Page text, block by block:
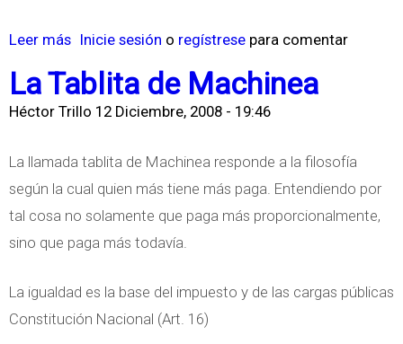
S
T
t
o
n
e
l
M
n
o
Leer más
b
r
n
Inicie sesión o regístrese para comentar
La Tablita de Machinea
Héctor Trillo 12 Diciembre, 2008 - 19:46
La llamada tablita de Machinea responde a la filosofía
según la cual quien más tiene más paga. Entendiendo por
tal cosa no solamente que paga más proporcionalmente,
sino que paga más todavía.
La igualdad es la base del impuesto y de las cargas públicas
Constitución Nacional (Art. 16)